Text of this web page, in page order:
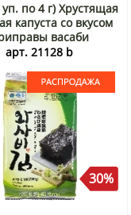
уп. по 4 г) Хрустящая
капуста со вкусом
васаби
(Humanwell)
Срок до 12.09.2026.
Распродажа
арт. 21128 b
30%